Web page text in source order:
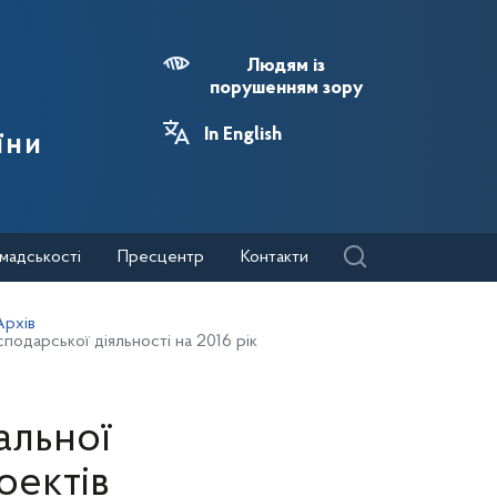
Людям із
порушенням зору
In English
Пресцентр Контакти
діяльності на 2016 рік